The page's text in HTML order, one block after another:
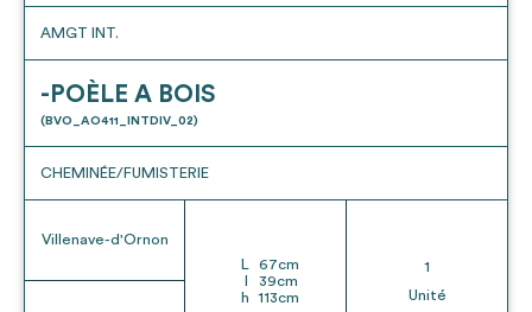
AMGT INT.
-POÈLE A BOIS
(BVO_AO411_INTDIV_02)
CHEMINÉE/FUMISTERIE
Villenave-d'Ornon
L 67cm
39cm
h
113cm
1
Unité